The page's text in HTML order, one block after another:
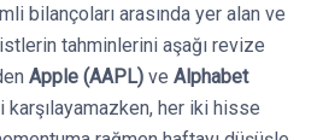
bilançoları arasında yer alan ve
tahminlerini aşağı revize
Apple (AAPL) ve Alphabet
her iki hisse